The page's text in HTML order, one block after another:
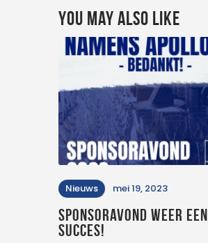
You May Also Like
Nieuws mei 19, 2023
Sponsoravond weer een
succes!